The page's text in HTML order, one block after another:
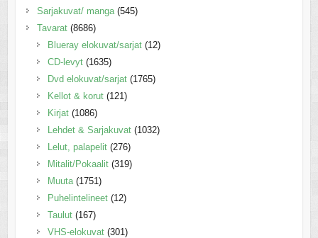
Sarjakuvat/ manga (545)
Tavarat (8686)
Blueray elokuvat/sarjat (12)
CD-levyt (1635)
Dvd elokuvat/sarjat (1765)
Kellot & korut (121)
Kirjat (1086)
Lehdet & Sarjakuvat (1032)
Lelut, palapelit (276)
Mitalit/Pokaalit (319)
Muuta (1751)
Puhelintelineet (12)
Taulut (167)
VHS-elokuvat (301)